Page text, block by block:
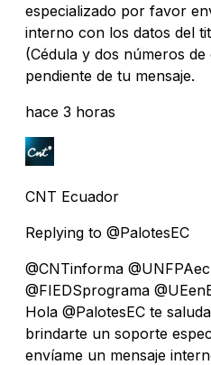
especializado por favor
interno con los datos del
(Cédula y dos números
pendiente de tu mensaje.
hace 3 horas
CNT Ecuador
Replying to @PalotesEC
@CNTinforma
@FIEDSprograma
Hola @PalotesEC te
brindarte un soporte
envíame un mensaje